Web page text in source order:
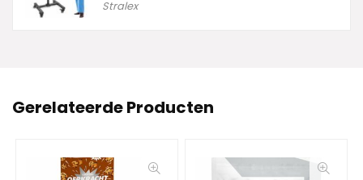
Stralex
Gerelateerde Producten